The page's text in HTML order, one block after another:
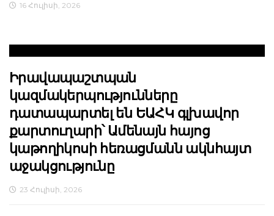
16 Հուլիսի, 2026
Իրավապաշտպան
կազմակերպությունները
դատապարտել են ԵԱՀԿ գլխավոր
քարտուղարի՝ Ամենայն հայոց
կաթողիկոսի հեռացմանն ակնհայտ
աջակցությունը
23 Հուլիսի, 2026